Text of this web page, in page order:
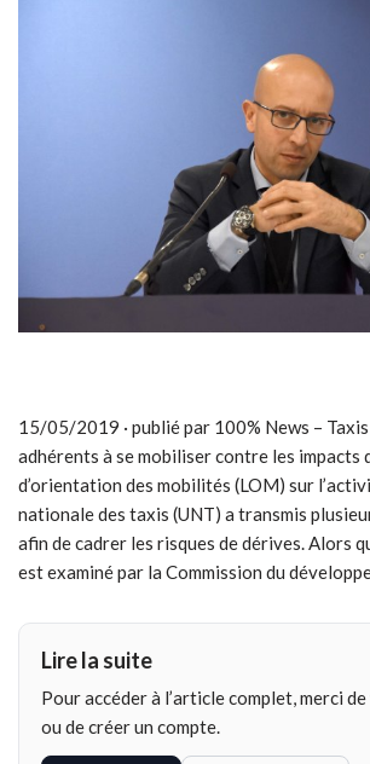
15/05/2019 · publié par 100% News –
adhérents à se mobiliser contre les impacts
d’orientation des mobilités (LOM) sur
nationale des taxis (UNT) a transmis
afin de cadrer les risques de dérives. Alors
est examiné par la Commission du
Lire la suite
Pour accéder à l’article complet, merci
ou de créer un compte.